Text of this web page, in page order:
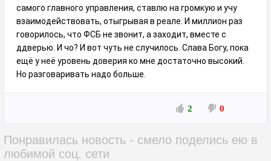
самого главного управления, ставлю на громкую и учу
взаимодействовать, отыгрывая в реале. И миллион раз
говорилось, что ФСБ не звонит, а заходит, вместе с
ддверью. И чо? И вот чуть не случилось. Слава Богу, пока
ещё у неё уровень доверия ко мне достаточно высокий.
Но разговаривать надо больше.
2 0
Понравилась новость - смело поделись ею в
любимой соц. сети